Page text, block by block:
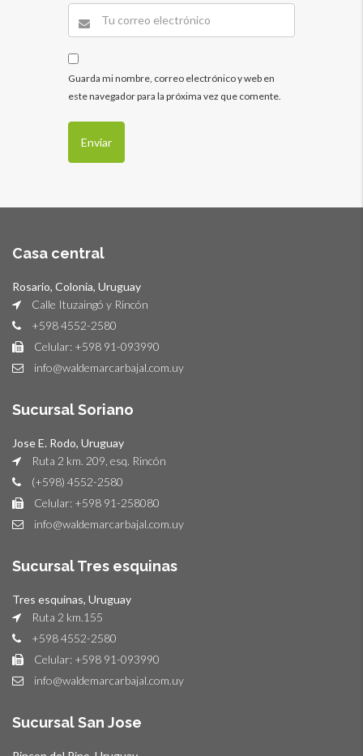
Guarda mi nombre, correo electrónico y web en
este navegador para la próxima vez que comente.
Casa central
Rosario, Colonia, Uruguay
Calle Ituzaingó y Rincón
+598 4552-2580
Celular: +598 91-093990
info@waldemarcarbajal.com.uy
Sucursal Soriano
Jose E. Rodo, Uruguay
Ruta 2 km. 209, esq. Rincón
(+598) 4552-2580
Celular: +598 91-258080
info@waldemarcarbajal.com.uy
Sucursal Tres esquinas
Tres esquinas, Uruguay
Ruta 2 km.155
+598 4552-2580
Celular: +598 91-093990
info@waldemarcarbajal.com.uy
Sucursal San Jose